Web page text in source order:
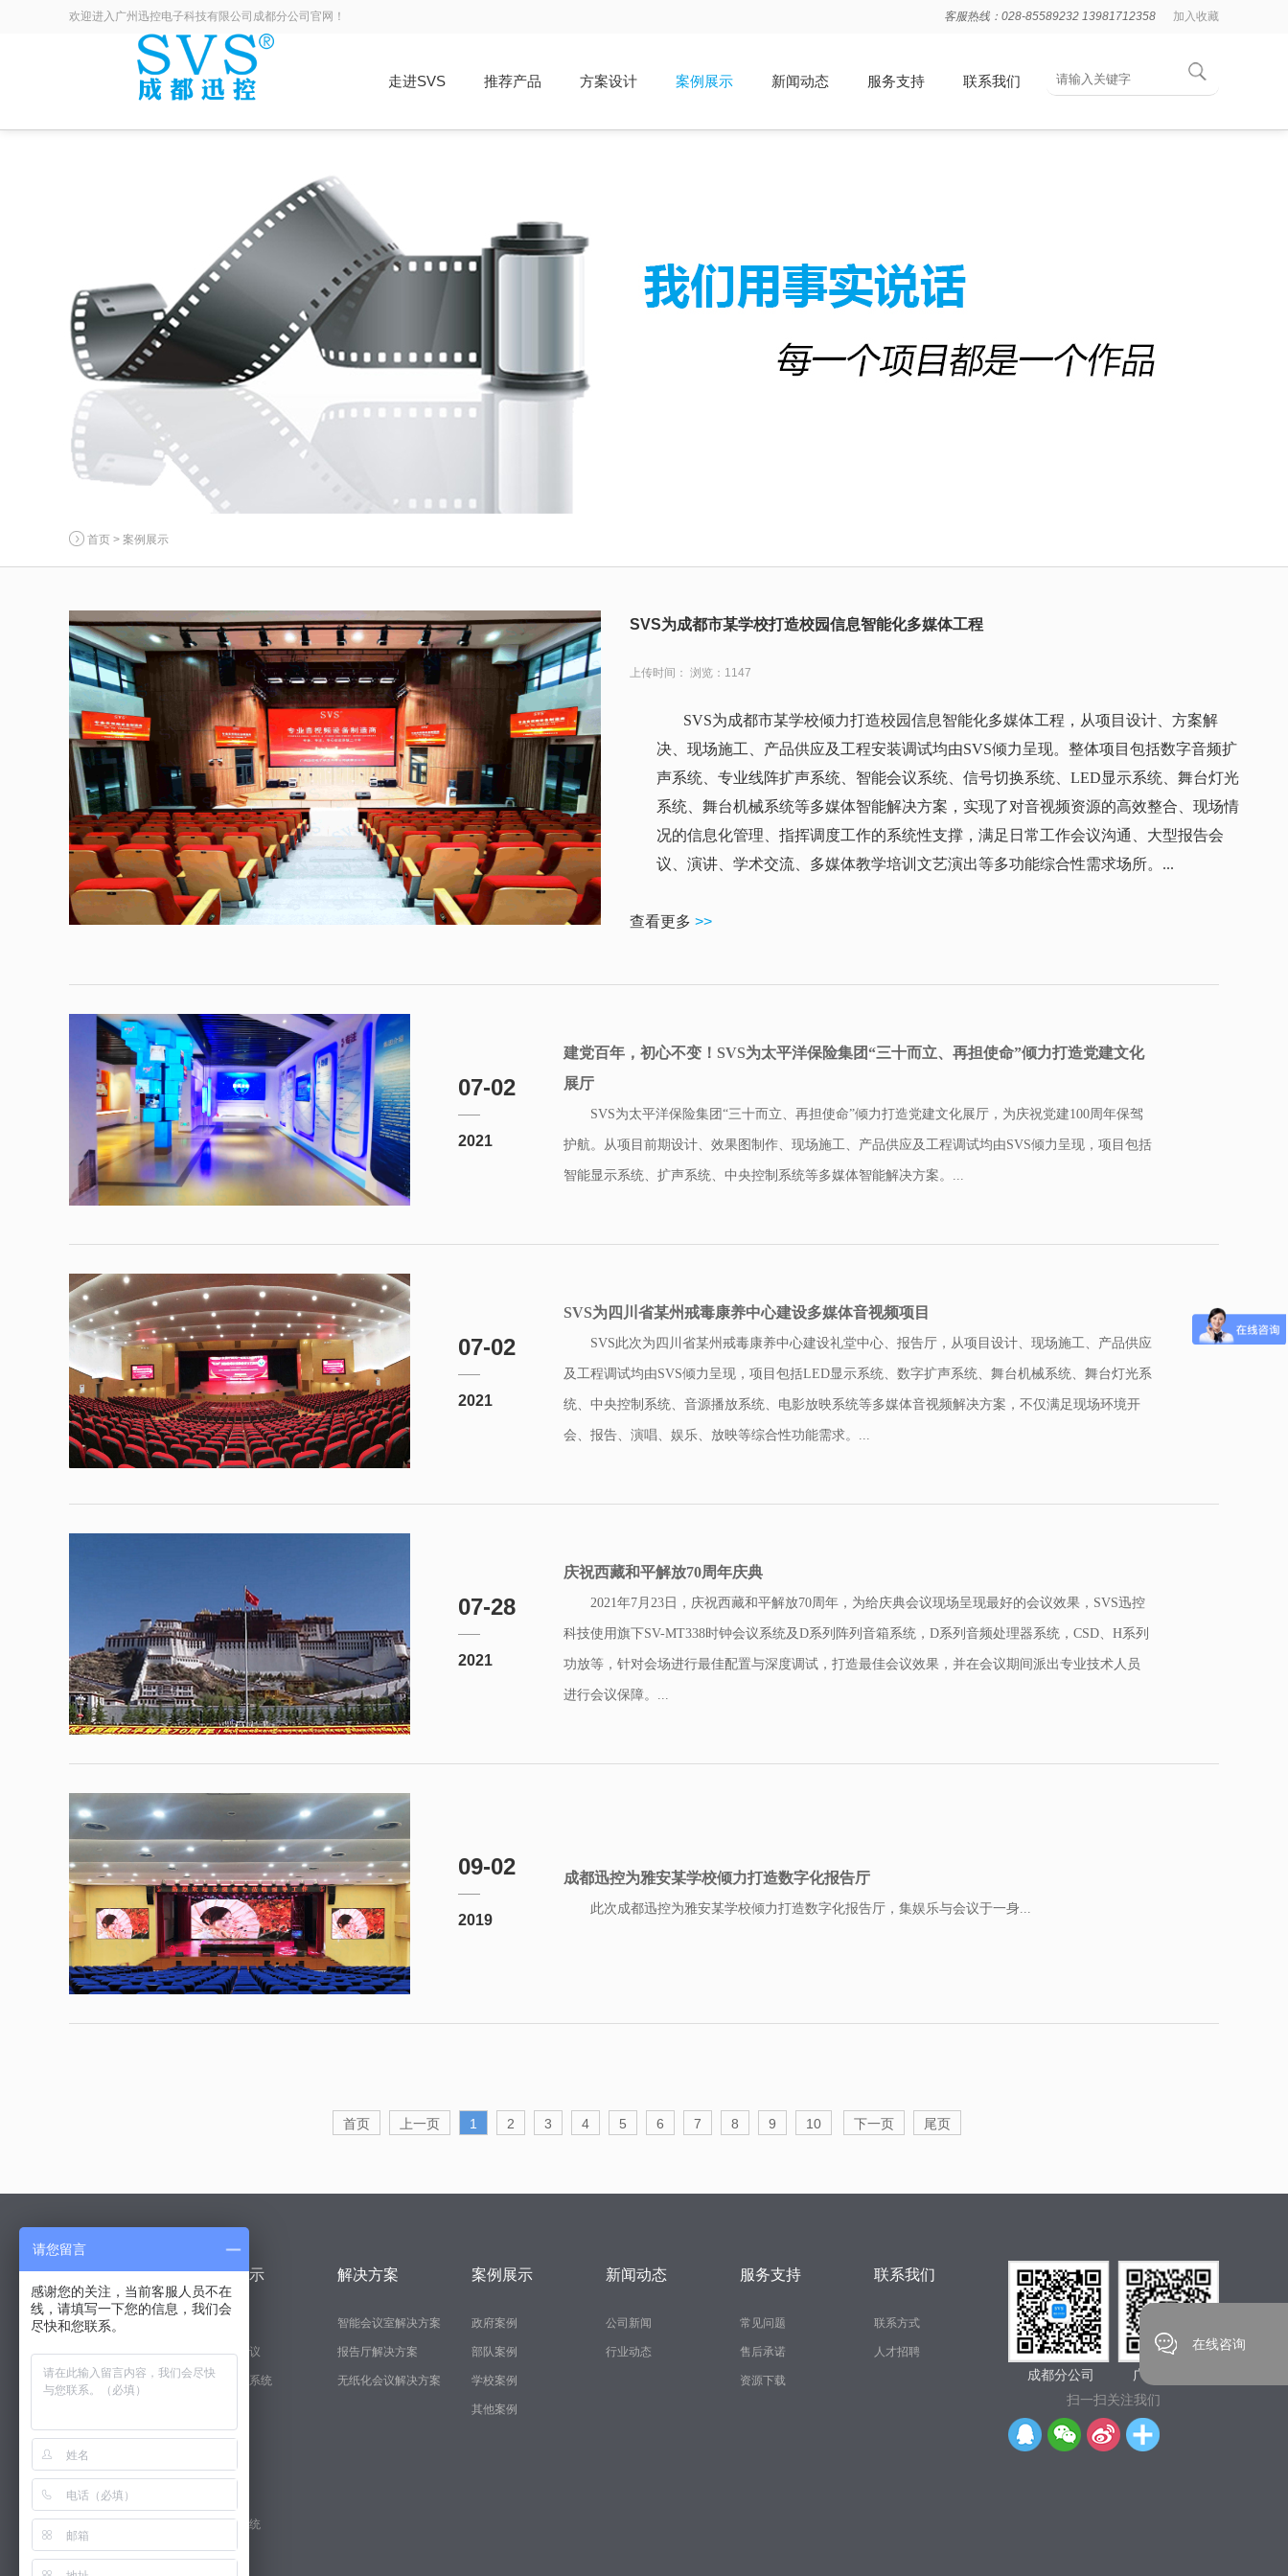
欢迎进入广州迅控电子科技有限公司成都分公司官网！ 客服热线：028-85589232 13981712358 加入收藏
走进SVS 推荐产品 方案设计 案例展示 新闻动态 服务支持 联系我们
首页 > 案例展示
SVS为成都市某学校打造校园信息智能化多媒体工程
上传时间： 浏览：1147
SVS为成都市某学校倾力打造校园信息智能化多媒体工程，从项目设计、方案解
决、现场施工、产品供应及工程安装调试均由SVS倾力呈现。整体项目包括数字音频扩
声系统、专业线阵扩声系统、智能会议系统、信号切换系统、LED显示系统、舞台灯光
系统、舞台机械系统等多媒体智能解决方案，实现了对音视频资源的高效整合、现场情
况的信息化管理、指挥调度工作的系统性支撑，满足日常工作会议沟通、大型报告会
议、演讲、学术交流、多媒体教学培训文艺演出等多功能综合性需求场所。...
查看更多 >>
07-02
2021
建党百年，初心不变！SVS为太平洋保险集团“三十而立、再担使命”倾力打造党建文化
展厅
SVS为太平洋保险集团“三十而立、再担使命”倾力打造党建文化展厅，为庆祝党建100周年保驾
护航。从项目前期设计、效果图制作、现场施工、产品供应及工程调试均由SVS倾力呈现，项目包括
智能显示系统、扩声系统、中央控制系统等多媒体智能解决方案。...
07-02
2021
SVS为四川省某州戒毒康养中心建设多媒体音视频项目
SVS此次为四川省某州戒毒康养中心建设礼堂中心、报告厅，从项目设计、现场施工、产品供应
及工程调试均由SVS倾力呈现，项目包括LED显示系统、数字扩声系统、舞台机械系统、舞台灯光系
统、中央控制系统、音源播放系统、电影放映系统等多媒体音视频解决方案，不仅满足现场环境开
会、报告、演唱、娱乐、放映等综合性功能需求。...
07-28
2021
庆祝西藏和平解放70周年庆典
2021年7月23日，庆祝西藏和平解放70周年，为给庆典会议现场呈现最好的会议效果，SVS迅控
科技使用旗下SV-MT338时钟会议系统及D系列阵列音箱系统，D系列音频处理器系统，CSD、H系列
功放等，针对会场进行最佳配置与深度调试，打造最佳会议效果，并在会议期间派出专业技术人员
进行会议保障。...
09-02
2019
成都迅控为雅安某学校倾力打造数字化报告厅
此次成都迅控为雅安某学校倾力打造数字化报告厅，集娱乐与会议于一身...
首页 上一页 1 2 3 4 5 6 7 8 9 10 下一页 尾页
关于svs
经理致辞
品牌优势
企业概况
产品展示
无纸化会议
矩阵切换系统
中控系统
专业扩声
分布式系统
其他配套
解决方案
智能会议室解决方案
报告厅解决方案
无纸化会议解决方案
案例展示
政府案例
部队案例
学校案例
其他案例
新闻动态
公司新闻
行业动态
服务支持
常见问题
售后承诺
资源下载
联系我们
联系方式
人才招聘
成都分公司 广州总公司
扫一扫关注我们
在线咨询
请您留言
感谢您的关注，当前客服人员不在
线，请填写一下您的信息，我们会
尽快和您联系。